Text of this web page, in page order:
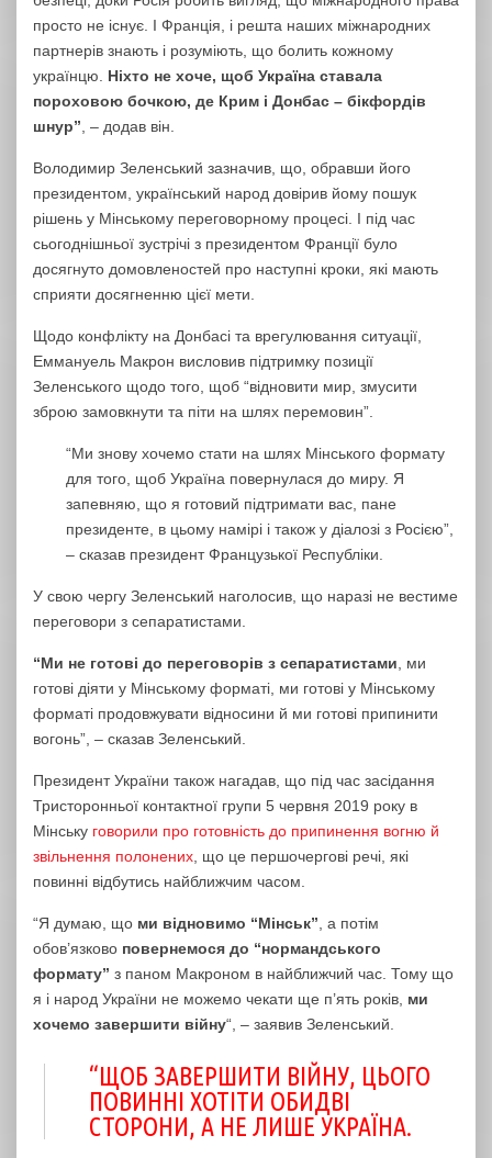
просто не існує. І Франція, і решта наших міжнародних
партнерів знають і розуміють, що болить кожному
українцю. Ніхто не хоче, щоб Україна ставала
пороховою бочкою, де Крим і Донбас – бікфордів
шнур” , – додав він.
Володимир Зеленський зазначив, що, обравши його
президентом, український народ довірив йому пошук
рішень у Мінському переговорному процесі. І під час
сьогоднішньої зустрічі з президентом Франції було
досягнуто домовленостей про наступні кроки, які мають
сприяти досягненню цієї мети.
Щодо конфлікту на Донбасі та врегулювання ситуації,
Еммануель Макрон висловив підтримку позиції
Зеленського щодо того, щоб “відновити мир, змусити
зброю замовкнути та піти на шлях перемовин”.
“Ми знову хочемо стати на шлях Мінського формату
для того, щоб Україна повернулася до миру. Я
запевняю, що я готовий підтримати вас, пане
президенте, в цьому намірі і також у діалозі з Росією”,
– сказав президент Французької Республіки.
У свою чергу Зеленський наголосив, що наразі не вестиме
переговори з сепаратистами.
“Ми не готові до переговорів з сепаратистами , ми
готові діяти у Мінському форматі, ми готові у Мінському
форматі продовжувати відносини й ми готові припинити
вогонь”, – сказав Зеленський.
Президент України також нагадав, що під час засідання
Тристоронньої контактної групи 5 червня 2019 року в
Мінську говорили про готовність до припинення вогню й
звільнення полонених , що це першочергові речі, які
повинні відбутись найближчим часом.
“Я думаю, що ми відновимо “Мінськ” , а потім
обов’язково повернемося до “нормандського
формату” з паном Макроном в найближчий час. Тому що
я і народ України не можемо чекати ще п’ять років, ми
хочемо завершити війну“, – заявив Зеленський.
“ЩОБ ЗАВЕРШИТИ ВІЙНУ, ЦЬОГО
ПОВИННІ ХОТІТИ ОБИДВІ
СТОРОНИ, А НЕ ЛИШЕ УКРАЇНА.